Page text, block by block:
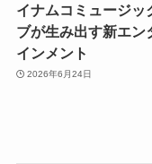
イナムコミュージッ
ブが生み出す新エン
インメント
2026年6月24日